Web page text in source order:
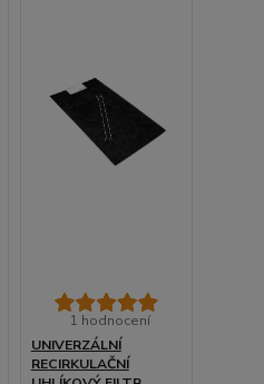
1 hodnocení
UNIVERZÁLNÍ
RECIRKULAČNÍ